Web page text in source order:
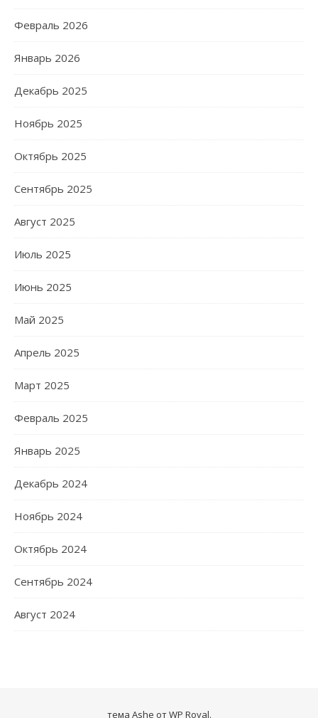
Февраль 2026
Январь 2026
Декабрь 2025
Ноябрь 2025
Октябрь 2025
Сентябрь 2025
Август 2025
Июль 2025
Июнь 2025
Май 2025
Апрель 2025
Март 2025
Февраль 2025
Январь 2025
Декабрь 2024
Ноябрь 2024
Октябрь 2024
Сентябрь 2024
Август 2024
тема Ashe отWP Royal.